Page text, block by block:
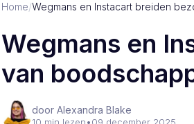
Home/Wegmans en Instacart breiden
Wegmans en
van
door Alexandra Blake